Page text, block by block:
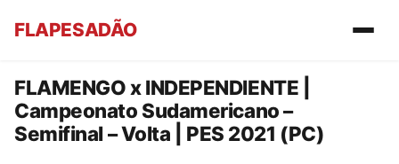
FLAPESADÃO
FLAMENGO x INDEPENDIENTE |
Campeonato Sudamericano –
Semifinal – Volta | PES 2021 (PC)